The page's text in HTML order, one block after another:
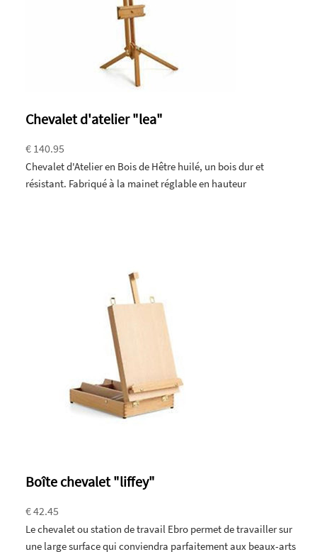
Chevalet d'atelier "lea"
€ 140.95
Chevalet d'Atelier en Bois de Hêtre huilé, un bois dur et
résistant. Fabriqué à la mainet réglable en hauteur
Boîte chevalet "liffey"
€ 42.45
Le chevalet ou station de travail Ebro permet de travailler sur
une large surface qui conviendra parfaitement aux beaux-arts